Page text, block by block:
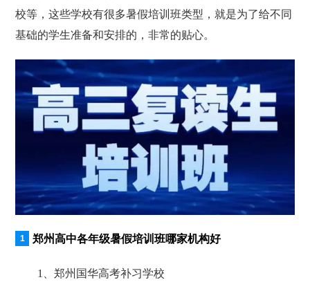
校等，这些学校有很多暑假培训班类型，就是为了给不同
基础的学生准备和安排的，非常的贴心。
郑州高中各年级暑假培训班哪家机构好
1、郑州国华高考补习学校